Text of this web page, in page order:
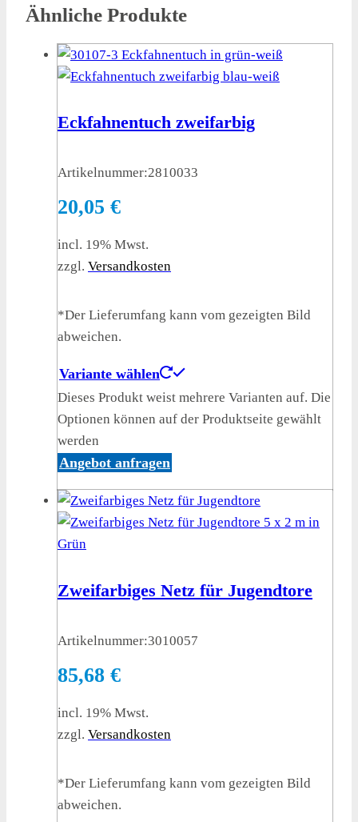
Ähnliche Produkte
Eckfahnentuch zweifarbig
Artikelnummer:2810033
20,05 €
incl. 19% Mwst.
zzgl. Versandkosten
*Der Lieferumfang kann vom gezeigten Bild
abweichen.
Variante wählen
Dieses Produkt weist mehrere Varianten auf. Die
Optionen können auf der Produktseite gewählt
werden
Angebot anfragen
Zweifarbiges Netz für Jugendtore
Artikelnummer:3010057
85,68 €
incl. 19% Mwst.
zzgl. Versandkosten
*Der Lieferumfang kann vom gezeigten Bild
abweichen.